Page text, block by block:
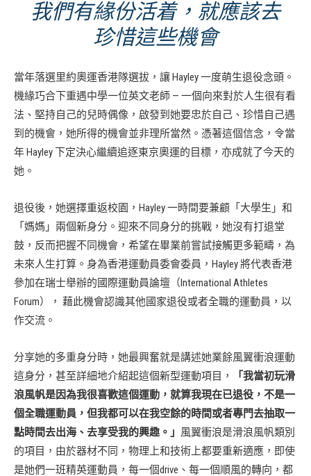
我們有緣份活着，就應該去
珍惜這些機會
當年落選里約奧運香港隊選拔，讓 Hayley 一度萌生退役念頭。
機緣巧合下重遇中學一位英文老師 — 一個向來對於人生很有看
法、堅持自己的兒時偶像，啟發到她要忠於自己、珍惜自己遇
到的機會，她所得的機會並非理所當然。憑著這個信念，令當
年 Hayley 下定決心繼續追逐東京奧運的目標，亦成就了今天的
她。
退役後，她選擇重返校園，Hayley 一時間要兼顧「大學生」和
「媽媽」兩個新身分。迎來不同身分的挑戰，她沒有打退堂
鼓，反而把握不同機會，希望在畢業前嘗試接觸更多範疇，為
未來人生打算。身為香港運動員委會委員，Hayley 將代表香港
參加在瑞士舉辦的國際運動員論壇（International Athletes
Forum）， 藉此機會認識其他國家退役或者全職的運動員，以
作交流。
分享她的多重身分時，她最興奮就是講述她業餘風翼衝浪運動
這身分，甚至詳細地介紹起這個新型運動項目，
「我當初玩滑
浪風帆是因為我很喜歡這個運動，就算我現在已退役，不是一
個全職運動員，但我都可以在我空餘的時間或者專門去抽取一
點時間去出海、去享受我的興趣。」 風翼衝浪是滑浪風帆類別
的項目，由於器材不同，物理上和技術上都要重新適應，即使
是她們一班精英運動員，每一個drive、每一個順風的轉向，都